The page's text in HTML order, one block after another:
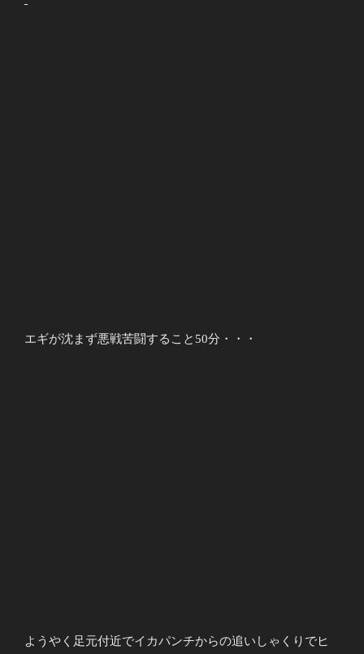
エギが沈まず悪戦苦闘すること50分・・・
ようやく足元付近でイカパンチからの追いしゃくりでヒ